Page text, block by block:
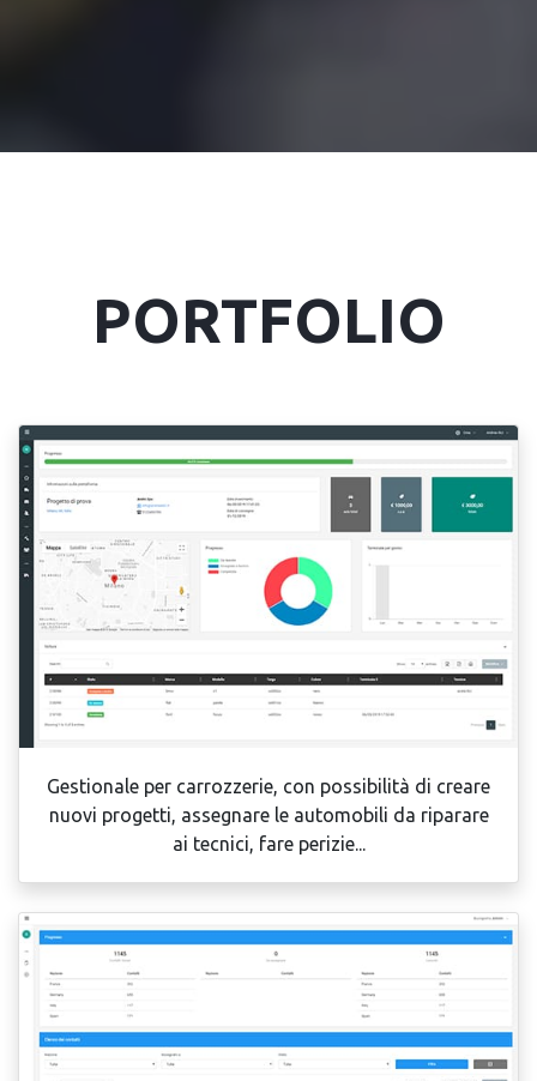
PORTFOLIO
Gestionale per carrozzerie, con possibilità di creare
nuovi progetti, assegnare le automobili da riparare
ai tecnici, fare perizie...